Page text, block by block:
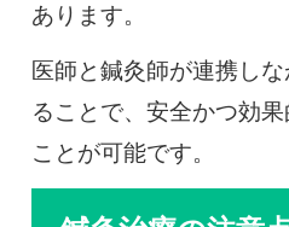
あります。
医師と鍼灸師が連携し
ることで、安全かつ効
ことが可能です。